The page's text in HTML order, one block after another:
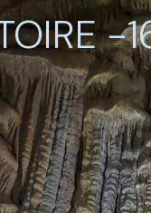
-